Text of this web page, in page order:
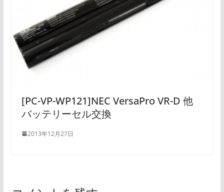
[PC-VP-WP121]NEC VersaPro VR-D 他
バッテリーセル交換
2013年12月27日